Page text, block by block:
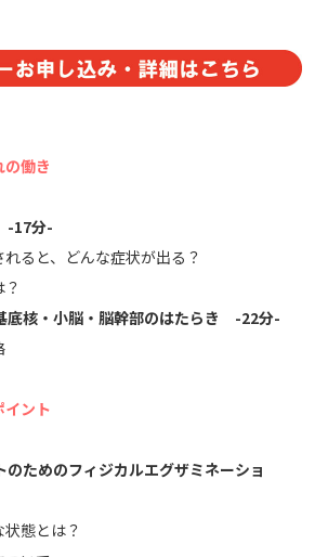
働き
-17分-
ると、どんな症状が出る？
底核・小脳・脳幹部のはたらき -22分-
イント
のためのフィジカルエグザミネーショ
態とは？